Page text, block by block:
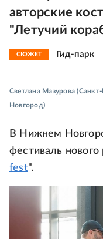
авторские
"Летучий
СЮЖЕТ Гид-парк
Светлана Мазурова
Новгород)
В Нижнем
фестиваль нового
fest".